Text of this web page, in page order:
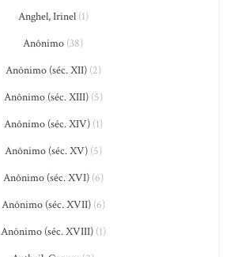
Anghel, Irinel(1)
Anônimo (38)
Anônimo (séc. XII)(2)
Anônimo (séc. XIII)(5)
Anônimo (séc. XIV)(1)
Anônimo (séc. XV)(5)
Anônimo (séc. XVI)(6)
Anônimo (séc. XVII)(6)
Anônimo (séc. XVIII)(1)